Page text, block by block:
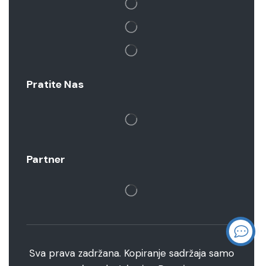
Pratite Nas
Partner
Sva prava zadržana. Kopiranje sadržaja samo